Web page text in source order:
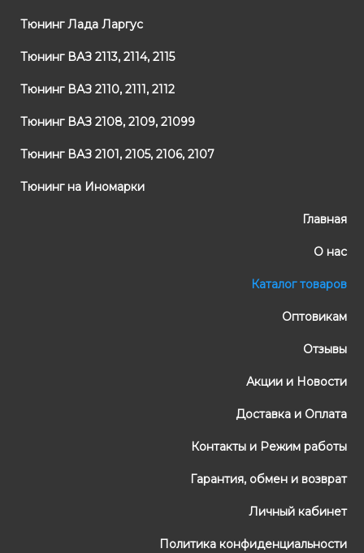
Тюнинг Лада Ларгус
Тюнинг ВАЗ 2113, 2114, 2115
Тюнинг ВАЗ 2110, 2111, 2112
Тюнинг ВАЗ 2108, 2109, 21099
Тюнинг ВАЗ 2101, 2105, 2106, 2107
Тюнинг на Иномарки
Главная
О нас
Каталог товаров
Оптовикам
Отзывы
Акции и Новости
Доставка и Оплата
Контакты и Режим работы
Гарантия, обмен и возврат
Личный кабинет
Политика конфиденциальности